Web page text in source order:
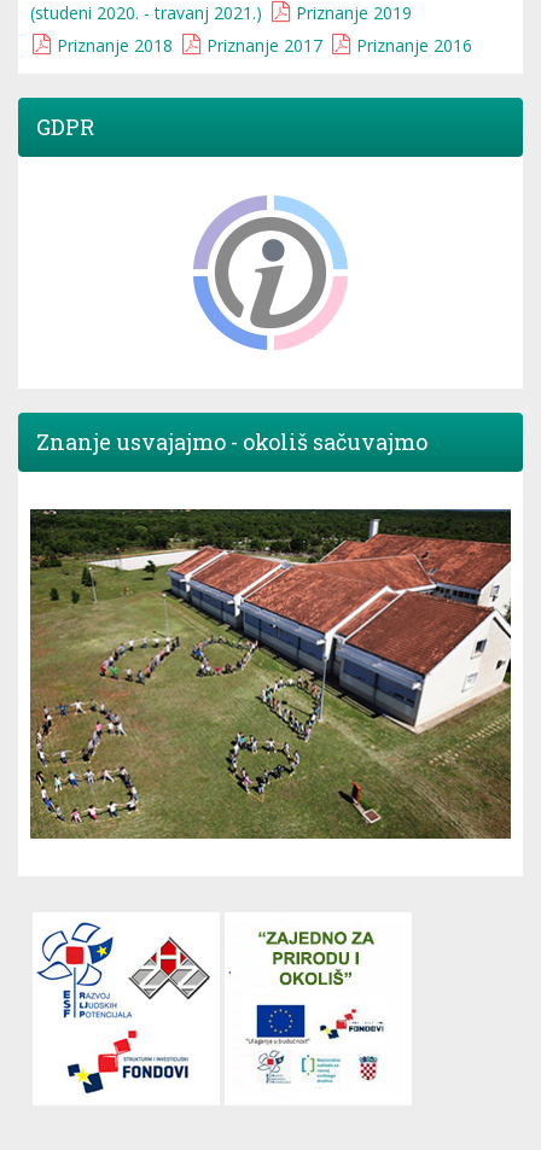
(studeni 2020. - travanj 2021.)
Priznanje 2019
Priznanje 2018
Priznanje 2017 Priznanje 2016
GDPR
Znanje usvajajmo - okoliš sačuvajmo